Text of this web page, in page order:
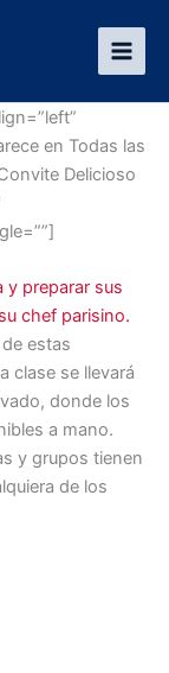
en Todas las
Delicioso
y preparar sus
chef parisino.
estas
clase se llevará
donde los
a mano.
y grupos tienen
de los